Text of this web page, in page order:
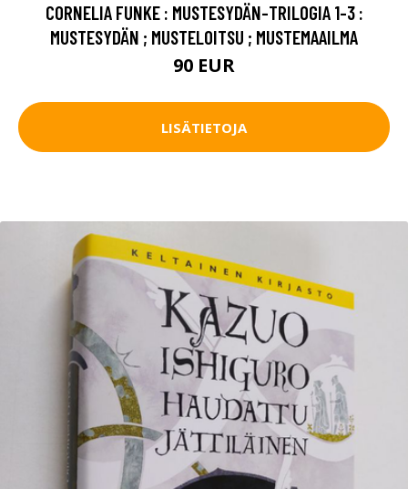
CORNELIA FUNKE : MUSTESYDÄN-TRILOGIA 1-3 :
MUSTESYDÄN ; MUSTELOITSU ; MUSTEMAAILMA
90 EUR
LISÄTIETOJA